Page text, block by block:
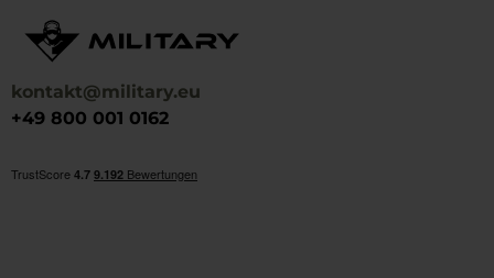
kontakt@military.eu
+49 800 001 0162